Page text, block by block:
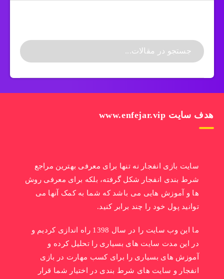
هدف سایت www.enfejar.vip
سایت بازی انفجار نه تنها برای معرفی بهترین مراجع
شرط بندی انفجار شکل گرفته، بلکه برای معرفی روش
ها و آموزش هایی می باشد که شما به کمک آنها می
توانید پول خود را چند برابر کنید.
ما این وب سایت را در سال 1398 راه اندازی کردیم و
در این مدت سایت های بسیاری را تحلیل کرده و
آموزش های بسیاری را برای کسب مهارت در بازی
انفجار و سایت های شرط بندی در اختیار شما قرار